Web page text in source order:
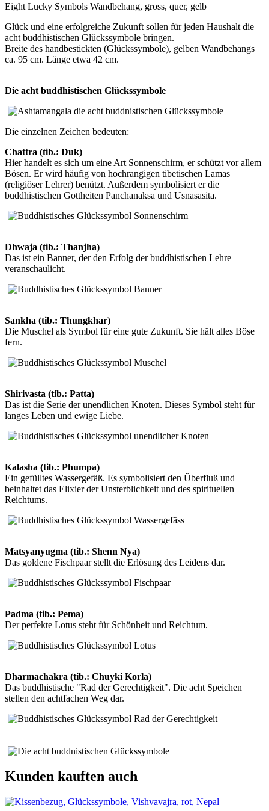
Eight Lucky Symbols Wandbehang, gross, quer, gelb
Glück und eine erfolgreiche Zukunft sollen für jeden Haushalt die
acht buddhistischen Glückssymbole bringen.
Breite des handbestickten (Glückssymbole), gelben Wandbehangs
ca. 95 cm. Länge etwa 42 cm.
Die acht buddhistischen Glückssymbole
Die einzelnen Zeichen bedeuten:
Chattra (tib.: Duk)
Hier handelt es sich um eine Art Sonnenschirm, er schützt vor allem
Bösen. Er wird häufig von hochrangigen tibetischen Lamas
(religiöser Lehrer) benützt. Außerdem symbolisiert er die
buddhistischen Gottheiten Panchanaksa und Usnasasita.
Dhwaja (tib.: Thanjha)
Das ist ein Banner, der den Erfolg der buddhistischen Lehre
veranschaulicht.
Sankha (tib.: Thungkhar)
Die Muschel als Symbol für eine gute Zukunft. Sie hält alles Böse
fern.
Shirivasta (tib.: Patta)
Das ist die Serie der unendlichen Knoten. Dieses Symbol steht für
langes Leben und ewige Liebe.
Kalasha (tib.: Phumpa)
Ein gefülltes Wassergefäß. Es symbolisiert den Überfluß und
beinhaltet das Elixier der Unsterblichkeit und des spirituellen
Reichtums.
Matsyanyugma (tib.: Shenn Nya)
Das goldene Fischpaar stellt die Erlösung des Leidens dar.
Padma (tib.: Pema)
Der perfekte Lotus steht für Schönheit und Reichtum.
Dharmachakra (tib.: Chuyki Korla)
Das buddhistische "Rad der Gerechtigkeit". Die acht Speichen
stellen den achtfachen Weg dar.
Kunden kauften auch